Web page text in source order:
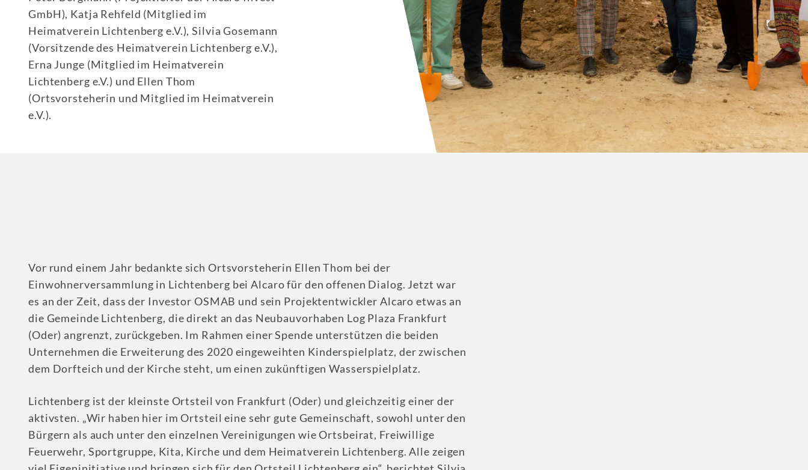
GmbH), Katja Rehfeld (Mitglied im
Heimatverein Lichtenberg e.V.), Silvia Gosemann
(Vorsitzende des Heimatverein Lichtenberg e.V.),
Erna Junge (Mitglied im Heimatverein
Lichtenberg e.V.) und Ellen Thom
(Ortsvorsteherin und Mitglied im Heimatverein
e.V.).
Vor rund einem Jahr bedankte sich Ortsvorsteherin Ellen Thom bei der
Einwohnerversammlung in Lichtenberg bei Alcaro für den offenen Dialog. Jetzt war
es an der Zeit, dass der Investor OSMAB und sein Projektentwickler Alcaro etwas an
die Gemeinde Lichtenberg, die direkt an das Neubauvorhaben Log Plaza Frankfurt
(Oder) angrenzt, zurückgeben. Im Rahmen einer Spende unterstützen die beiden
Unternehmen die Erweiterung des 2020 eingeweihten Kinderspielplatz, der zwischen
dem Dorfteich und der Kirche steht, um einen zukünftigen Wasserspielplatz.
Lichtenberg ist der kleinste Ortsteil von Frankfurt (Oder) und gleichzeitig einer der
aktivsten. „Wir haben hier im Ortsteil eine sehr gute Gemeinschaft, sowohl unter den
Bürgern als auch unter den einzelnen Vereinigungen wie Ortsbeirat, Freiwillige
Feuerwehr, Sportgruppe, Kita, Kirche und dem Heimatverein Lichtenberg. Alle zeigen